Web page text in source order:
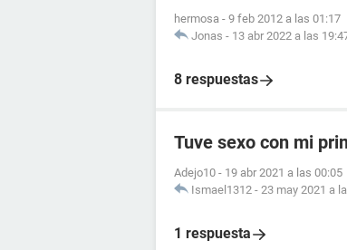
hermosa - 9 feb 2012 a las 01:17
Jonas - 13 abr 2022 a las
8 respuestas
Tuve sexo con mi
Adejo10 - 19 abr 2021 a las 00:05
Ismael1312 - 23 may 2021 a
1 respuesta